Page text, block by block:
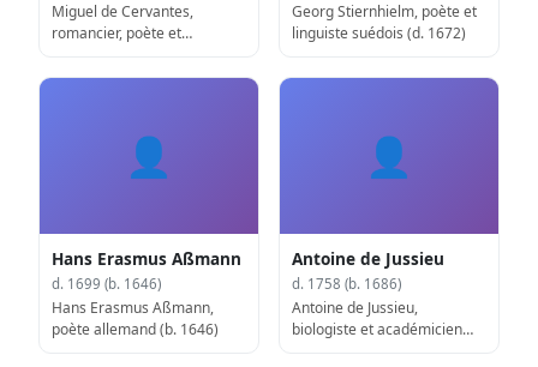
Miguel de Cervantes,
romancier, poète et
1616)
Georg Stiernhielm, poète et
linguiste suédois (d. 1672)
👤
Hans Erasmus Aßmann
d. 1699 (b. 1646)
Hans Erasmus Aßmann,
poète allemand (b. 1646)
👤
Antoine de Jussieu
d. 1758 (b. 1686)
Antoine de Jussieu,
biologiste et académicien